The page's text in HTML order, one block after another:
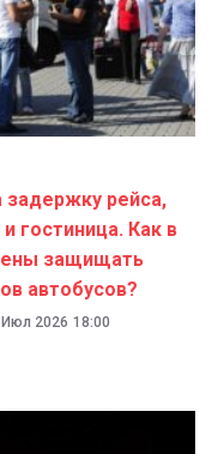
задержку рейса,
гостиница. Как в
защищать
автобусов?
2026 18:00